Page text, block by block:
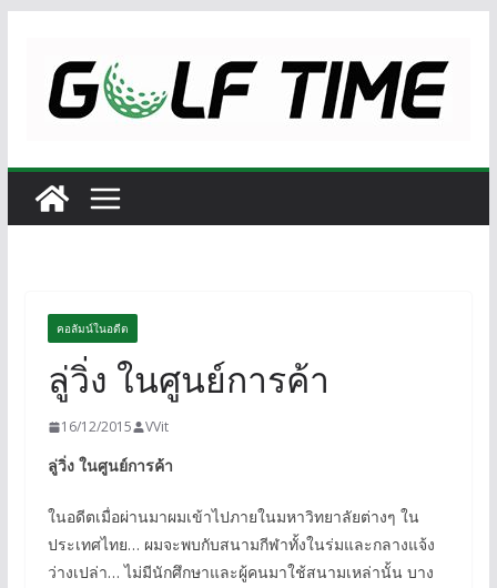
content
คอลัมน์ในอดีต
ลู่วิ่ง ในศูนย์การค้า
16/12/2015 VVit
ลู่วิ่ง ในศูนย์การค้า
ในอดีตเมื่อผ่านมาผมเข้าไปภายในมหาวิทยาลัยต่างๆ ใน
ประเทศไทย… ผมจะพบกับสนามกีฬาทั้งในร่มและกลางแจ้ง
ว่างเปล่า… ไม่มีนักศึกษาและผู้คนมาใช้สนามเหล่านั้น บาง